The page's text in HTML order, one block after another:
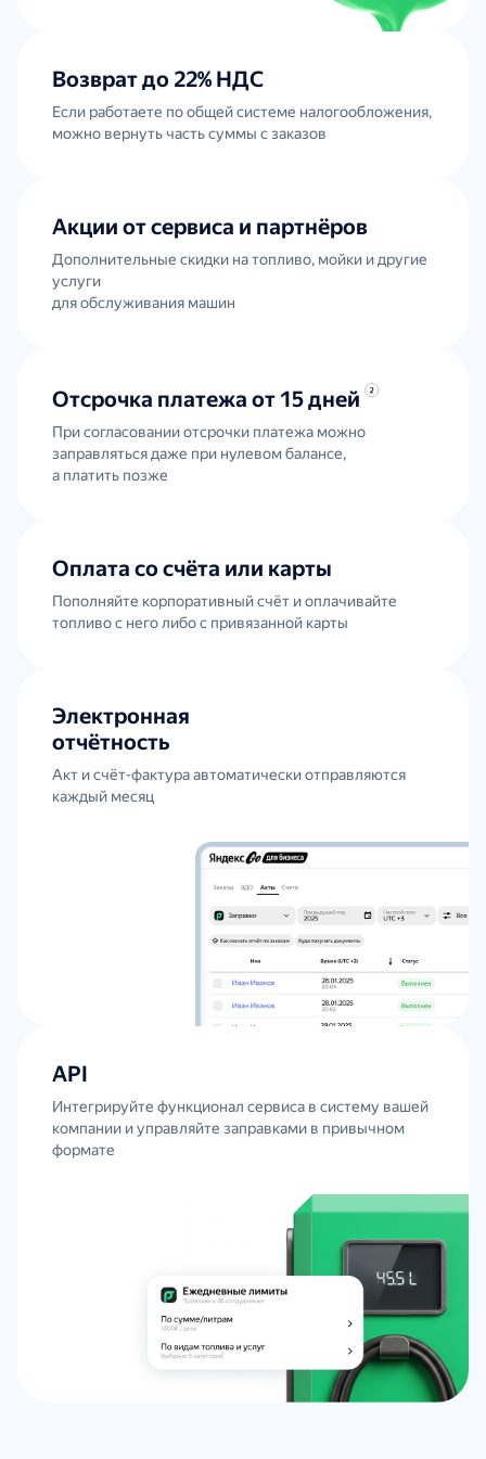
Возврат до 22% НДС
Если работаете по общей системе налогообложения,
можно вернуть часть суммы с заказов
Акции от сервиса и партнёров
Дополнительные скидки на топливо, мойки и другие
услуги
для обслуживания машин
Отсрочка платежа от 15 дней
При согласовании отсрочки платежа можно
заправляться даже при нулевом балансе,
а платить позже
Оплата со счёта или карты
Пополняйте корпоративный счёт и оплачивайте
топливо с него либо с привязанной карты
Электронная
отчётность
Акт и счёт-фактура автоматически отправляются
каждый месяц
API
Интегрируйте функционал сервиса в систему вашей
компании и управляйте заправками в привычном
формате